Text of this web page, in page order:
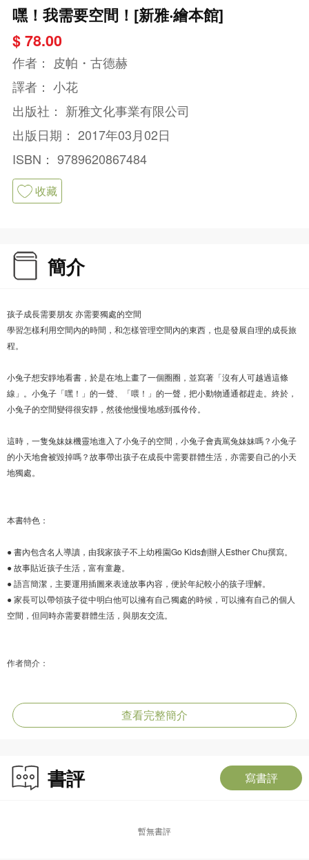
嘿！我需要空間！[新雅‧繪本館]
$ 78.00
作者： 皮帕・古德赫
譯者： 小花
出版社： 新雅文化事業有限公司
出版日期： 2017年03月02日
ISBN： 9789620867484
收藏
簡介
孩子成長需要朋友 亦需要獨處的空間
學習怎樣利用空間內的時間，和怎樣管理空間內的東西，也是發展自理的成長旅
程。
小兔子想安靜地看書，於是在地上畫了一個圈圈，並寫著「沒有人可越過這條
線」。小兔子「嘿！」的一聲、「喂！」的一聲，把小動物通通都趕走。終於，
小兔子的空間變得很安靜，然後他慢慢地感到孤伶伶。
這時，一隻兔妹妹機靈地進入了小兔子的空間，小兔子會責罵兔妹妹嗎？小兔子
的小天地會被毀掉嗎？故事帶出孩子在成長中需要群體生活，亦需要自己的小天
地獨處。
本書特色：
● 書內包含名人導讀，由我家孩子不上幼稚園Go Kids創辦人Esther Chu撰寫。
● 故事貼近孩子生活，富有童趣。
● 語言簡潔，主要運用插圖來表達故事內容，便於年紀較小的孩子理解。
● 家長可以帶領孩子從中明白他可以擁有自己獨處的時候，可以擁有自己的個人
空間，但同時亦需要群體生活，與朋友交流。
作者簡介：
書店工作。她在書店接受了一名幼兒教師的培訓，在那裡工作了五年，後來擔任
經理。當她結婚時，搬到萊斯特，開展了出版商的工作，又從事教育工作，在孩
她的第一本書出版於1994年，自此出版了四十多本書。後來，她教導寫成年人寫
作，並擔任顧問。
查看完整簡介
書評 寫書評
暫無書評